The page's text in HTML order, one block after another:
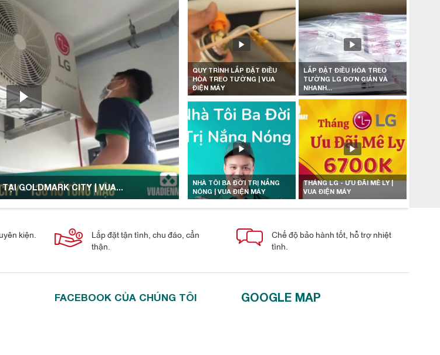
GOLDMARK CITY | VUA...
QUY TRÌNH LẮP ĐẶT ĐIỀU
HÒA TREO TƯỜNG | VUA
ĐIỆN MÁY
LẮP ĐẶT ĐIỀU HÒA TREO
TƯỜNG LG ĐƠN GIẢN VÀ
NHANH...
NHÀ TÔI BA ĐỜI TRỊ NẮNG
NÓNG | VUA ĐIỆN MÁY
THÁNG LG - ƯU ĐÃI MÊ LY |
VUA ĐIỆN MÁY
kiện.
Lắp đặt tận tình, chu đáo, cẩn
thận.
Chế độ bảo hành tốt, hỗ trợ nhiệt
tình.
FACEBOOK CỦA CHÚNG TÔI GOOGLE MAP